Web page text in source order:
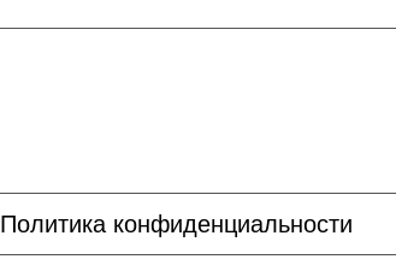
Политика конфиденциальности